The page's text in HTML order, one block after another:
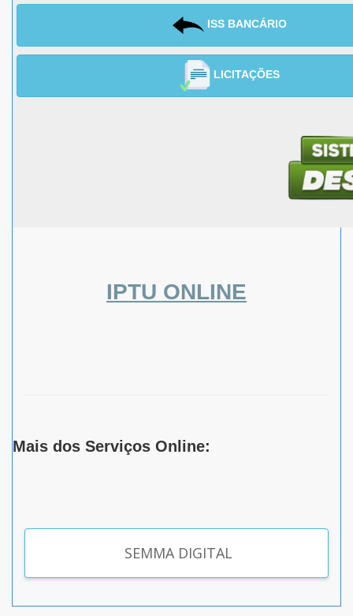
ISS BANCÁRIO
LICITAÇÕES
IPTU ONLINE
Mais dos Serviços Online:
SEMMA DIGITAL